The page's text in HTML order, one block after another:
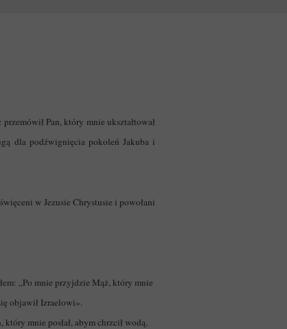
Pan, który mnie ukształtował
dla podźwignięcia pokoleń Jakuba i
w Jezusie Chrystusie i powołani
„Po mnie przyjdzie Mąż, który mnie
objawił Izraelowi».
mnie posłał, abym chrzcił wodą,